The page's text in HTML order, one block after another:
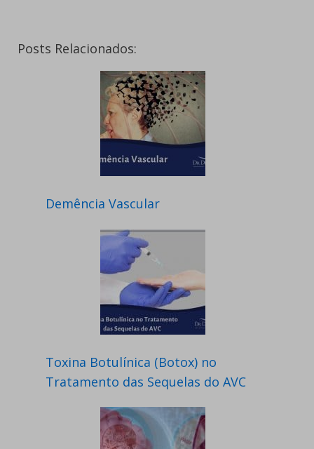
Posts Relacionados:
Demência Vascular
Toxina Botulínica (Botox) no
Tratamento das Sequelas do AVC